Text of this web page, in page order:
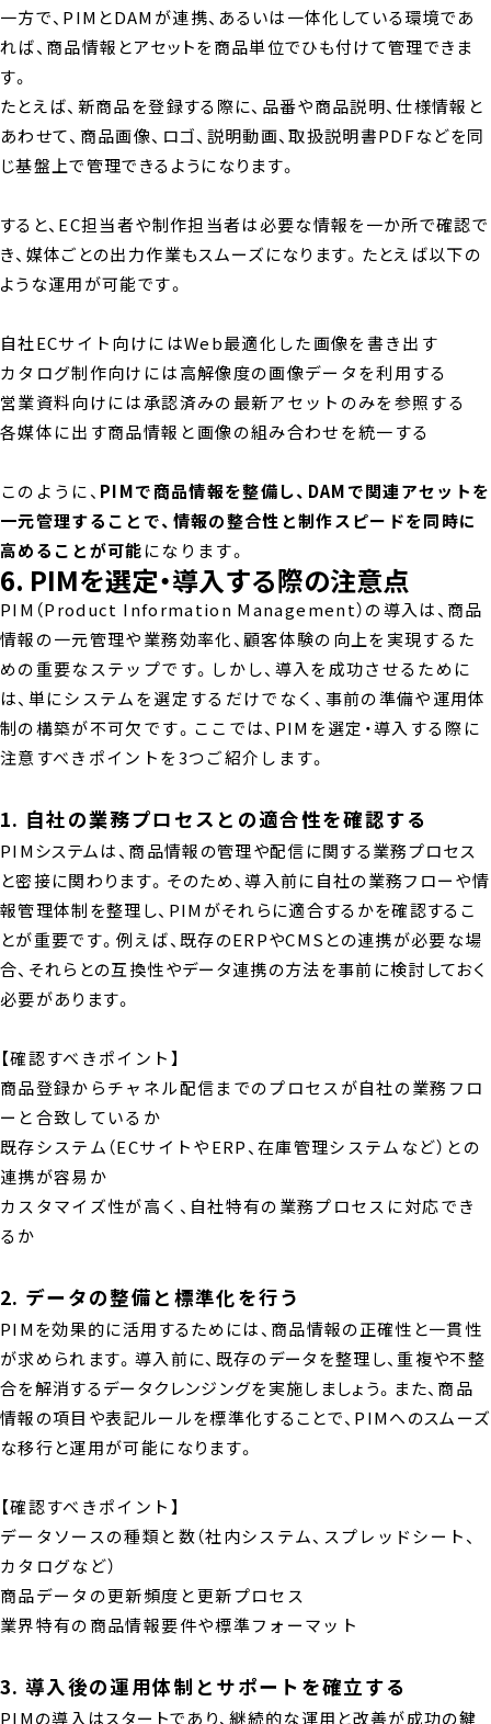
一方で、PIMとDAMが連携、あるいは一体化している環境であ
れば、商品情報とアセットを商品単位でひも付けて管理できま
す。
たとえば、新商品を登録する際に、品番や商品説明、仕様情報と
あわせて、商品画像、ロゴ、説明動画、取扱説明書PDFなどを同
じ基盤上で管理できるようになります。
すると、EC担当者や制作担当者は必要な情報を一か所で確認で
き、媒体ごとの出力作業もスムーズになります。たとえば以下の
ような運用が可能です。
自社ECサイト向けにはWeb最適化した画像を書き出す
カタログ制作向けには高解像度の画像データを利用する
営業資料向けには承認済みの最新アセットのみを参照する
各媒体に出す商品情報と画像の組み合わせを統一する
このように、 PIMで商品情報を整備し、DAMで関連アセットを
一元管理することで、情報の整合性と制作スピードを同時に
高めることが可能になります。
6. PIMを選定・導入する際の注意点
PIM（Product Information Management）の導入は、商品
情報の一元管理や業務効率化、顧客体験の向上を実現するた
めの重要なステップです。しかし、導入を成功させるために
は、単にシステムを選定するだけでなく、事前の準備や運用体
制の構築が不可欠です。ここでは、PIMを選定・導入する際に
注意すべきポイントを3つご紹介します。
1. 自社の業務プロセスとの適合性を確認する
PIMシステムは、商品情報の管理や配信に関する業務プロセス
と密接に関わります。そのため、導入前に自社の業務フローや情
報管理体制を整理し、PIMがそれらに適合するかを確認するこ
とが重要です。例えば、既存のERPやCMSとの連携が必要な場
合、それらとの互換性やデータ連携の方法を事前に検討しておく
必要があります。
【確認すべきポイント】
商品登録からチャネル配信までのプロセスが自社の業務フロ
ーと合致しているか
既存システム（ECサイトやERP、在庫管理システムなど）との
連携が容易か
カスタマイズ性が高く、自社特有の業務プロセスに対応でき
るか
2. データの整備と標準化を行う
PIMを効果的に活用するためには、商品情報の正確性と一貫性
が求められます。導入前に、既存のデータを整理し、重複や不整
合を解消するデータクレンジングを実施しましょう。また、商品
情報の項目や表記ルールを標準化することで、PIMへのスムーズ
な移行と運用が可能になります。
【確認すべきポイント】
データソースの種類と数（社内システム、スプレッドシート、
カタログなど）
商品データの更新頻度と更新プロセス
業界特有の商品情報要件や標準フォーマット
3. 導入後の運用体制とサポートを確立する
PIMの導入はスタートであり、継続的な運用と改善が成功の鍵